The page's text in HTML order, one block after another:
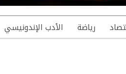
رياضة الأدب الإندونيسي